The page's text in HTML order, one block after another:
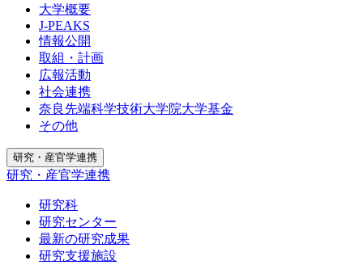
大学概要
J-PEAKS
情報公開
取組・計画
広報活動
社会連携
奈良先端科学技術大学院大学基金
その他
研究・産官学連携
研究・産官学連携
研究科
研究センター
最新の研究成果
研究支援施設